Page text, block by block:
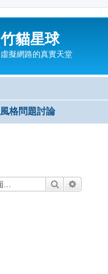
竹貓星球
虛擬網路的真實天堂
風格問題討論
搜尋